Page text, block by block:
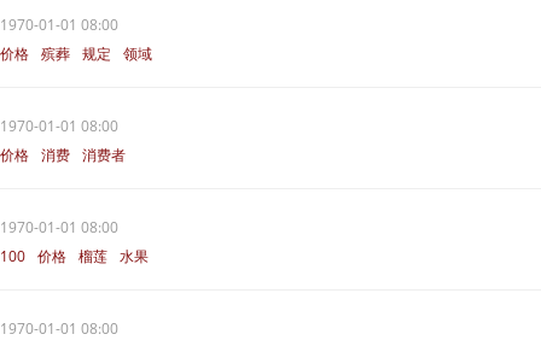
1970-01-01 08:00
价格 殡葬 规定 领域
1970-01-01 08:00
价格 消费 消费者
1970-01-01 08:00
100 价格 榴莲 水果
1970-01-01 08:00